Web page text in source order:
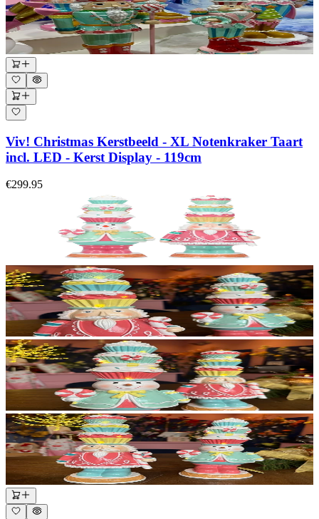
Viv! Christmas Kerstbeeld - XL Notenkraker Taart
incl. LED - Kerst Display - 119cm
€299.95